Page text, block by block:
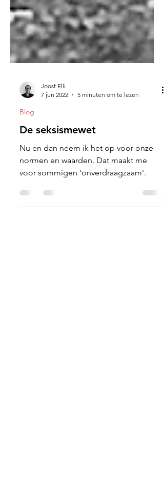
Joost Elli
7 jun 2022
5 minuten om te lezen
Blog
De seksismewet
normen en waarden. Dat maakt me